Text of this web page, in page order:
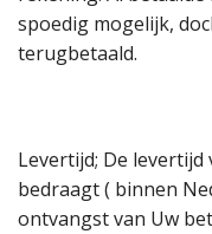
spoedig mogelijk,
terugbetaald.
Levertijd; De
bedraagt ( binnen
ontvangst van Uw